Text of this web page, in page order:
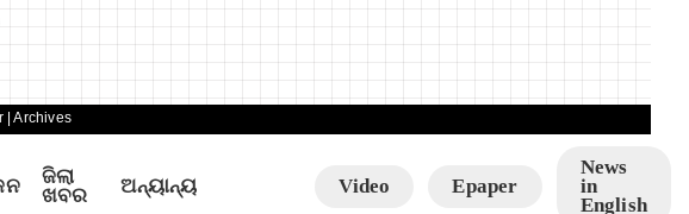
| Archives
ଜିଲା
ଖବର
ଅନ୍ୟାନ୍ୟ Video Epaper
News
in
English